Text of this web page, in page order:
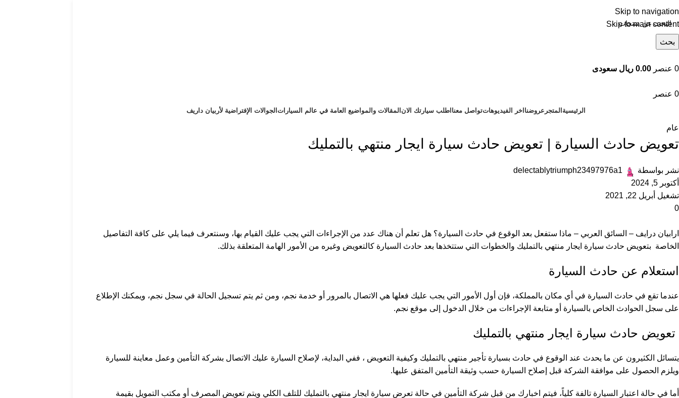
Skip to navigation
Skip to main content
بحث
0 عنصر 0.00 ريال سعودى
0 عنصر
الرئيسية المتجر عروضنا اخر الفيديوهاتتواصل معنا اطلب سيارتك الان المقالات والمواضيع العامة في عالم السيارات الجوالات الإفتراضية لأربيان داريف
عام
تعويض حادث السيارة | تعويض حادث سيارة ايجار منتهي بالتمليك
نشر بواسطة
delectablytriumph23497976a1
أكتوبر 5, 2024
تشغيل أبريل 22, 2021
0
ارابيان درايف – السائق العربي – ماذا ستفعل بعد الوقوع في حادث السيارة؟ هل تعلم أن هناك عدد من الإجراءات التي يجب عليك القيام بها، وسنتعرف فيما يلي على كافة التفاصيل
الخاصة بتعويض حادث سيارة ايجار منتهي بالتمليك والخطوات التي ستتخذها بعد حادث السيارة كالتعويض وغيره من الأمور الهامة المتعلقة بذلك.
استعلام عن حادث السيارة
عندما تقع في حادث السيارة في أي مكان بالمملكة، فإن أول الأمور التي يجب عليك فعلها هي الاتصال بالمرور أو خدمة نجم، ومن ثم يتم تسجيل الحالة في سجل نجم، ويمكنك الإطلاع
على سجل الحوادث الخاص بالسيارة أو متابعة الإجراءات من خلال الدخول إلى موقع نجم.
تعويض حادث سيارة ايجار منتهي بالتمليك
يتسائل الكثيرون عن ما يحدث عند الوقوع في حادث بسيارة تأجير منتهي بالتمليك وكيفية التعويض ، ففي البداية، لإصلاح السيارة عليك الاتصال بشركة التأمين وعمل معاينة للسيارة
ويلزم الحصول على موافقة الشركة قبل إصلاح السيارة حسب وثيقة التأمين المتفق عليها.
أما في حالة اعتبار السيارة تالفة كلياً، فيتم اخبارك من قبل شركة التأمين في حالة تعرض سيارة ايجار منتهي بالتمليك للتلف الكلي ويتم تعويض المصرف أو مكتب التمويل بقيمة